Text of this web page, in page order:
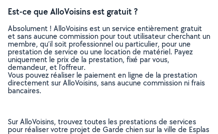
Est-ce que AlloVoisins est gratuit ?
Absolument ! AlloVoisins est un service entièrement gratuit
et sans aucune commission pour tout utilisateur cherchant un
membre, qu’il soit professionnel ou particulier, pour une
prestation de service ou une location de matériel. Payez
uniquement le prix de la prestation, fixé par vous,
demandeur, et l’offreur.
Vous pouvez réaliser le paiement en ligne de la prestation
directement sur AlloVoisins, sans aucune commission ni frais
bancaires.
Sur AlloVoisins, trouvez toutes les prestations de services
pour réaliser votre projet de Garde chien sur la ville de Esplas